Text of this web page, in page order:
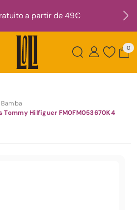
a partir de 49€
0
Bamba
Tommy Hilfiguer FM0FM053670K4